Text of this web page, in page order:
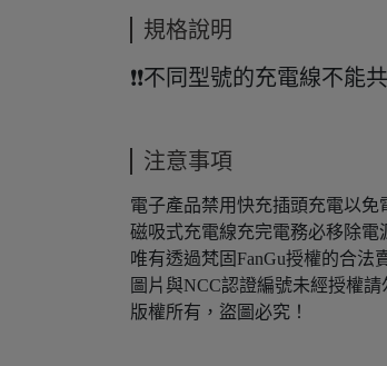
規格說明
❗❗不同型號的充電線不
注意事項
電子產品禁用快充插頭充電以免
磁吸式充電線充完電務必移除電
唯有透過梵固FanGu授權的合法
圖片與NCC認證編號未經授權請
版權所有，盜圖必究！